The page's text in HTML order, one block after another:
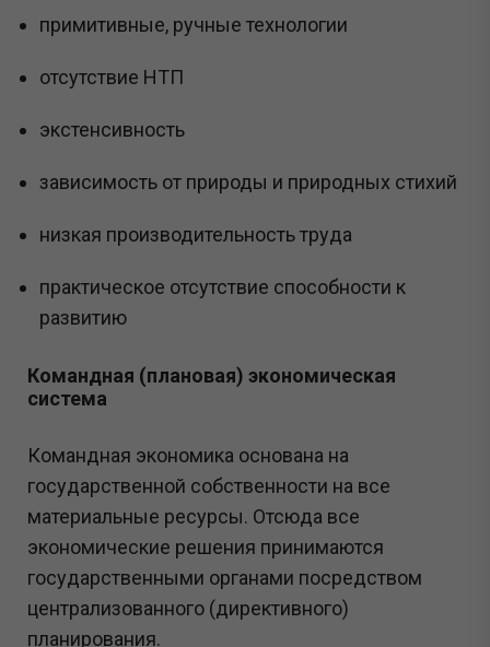
примитивные, ручные технологии
отсутствие НТП
экстенсивность
зависимость от природы и природных стихий
низкая производительность труда
практическое отсутствие способности к
развитию
Командная (плановая) экономическая
система
Командная экономика основана на
государственной собственности на все
материальные ресурсы. Отсюда все
экономические решения принимаются
государственными органами посредством
централизованного (директивного)
планирования.